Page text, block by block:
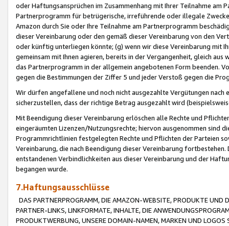
oder Haftungsansprüchen im Zusammenhang mit Ihrer Teilnahme am
Partnerprogramm für betrügerische, irreführende oder illegale
Amazon durch Sie oder Ihre Teilnahme am Partnerprogramm
dieser Vereinbarung oder den gemäß dieser Vereinbarung von den
oder künftig unterliegen könnte; (g) wenn wir diese Vereinbarung mit
gemeinsam mit Ihnen agieren, bereits in der Vergangenheit, gleich
das Partnerprogramm in der allgemein angebotenen Form beenden.
gegen die Bestimmungen der Ziffer 5 und jeder Verstoß gegen die
Wir dürfen angefallene und noch nicht ausgezahlte Vergütungen
sicherzustellen, dass der richtige Betrag ausgezahlt wird
Mit Beendigung dieser Vereinbarung erlöschen alle Rechte und
eingeräumten Lizenzen/Nutzungsrechte; hiervon ausgenommen sind
Programmrichtlinien festgelegten Rechte und Pflichten der Parteien
Vereinbarung, die nach Beendigung dieser Vereinbarung
entstandenen Verbindlichkeiten aus dieser Vereinbarung und der
begangen wurde.
7.Haftungsausschlüsse
DAS PARTNERPROGRAMM, DIE AMAZON-WEBSITE, PRODUKTE UND
PARTNER-LINKS, LINKFORMATE, INHALTE, DIE
PRODUKTWERBUNG, UNSERE DOMAIN-NAMEN, MARKEN UND